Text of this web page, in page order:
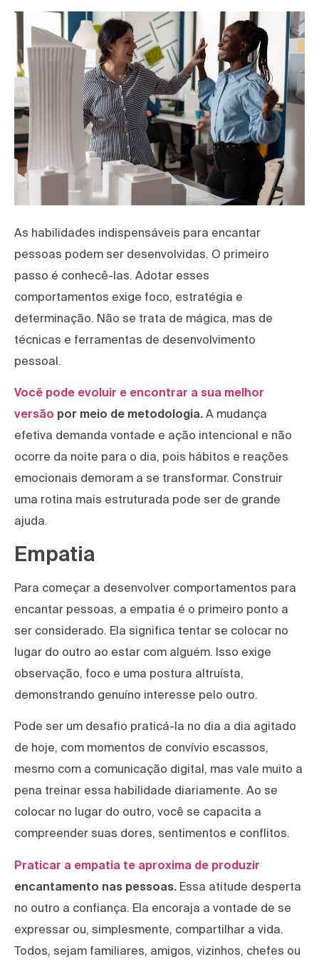
As habilidades indispensáveis para encantar
pessoas podem ser desenvolvidas. O primeiro
passo é conhecê-las. Adotar esses
comportamentos exige foco, estratégia e
determinação. Não se trata de mágica, mas de
técnicas e ferramentas de desenvolvimento
pessoal.
Você pode evoluir e encontrar a sua melhor
versão por meio de metodologia. A mudança
efetiva demanda vontade e ação intencional e não
ocorre da noite para o dia, pois hábitos e reações
emocionais demoram a se transformar. Construir
uma rotina mais estruturada pode ser de grande
ajuda.
Empatia
Para começar a desenvolver comportamentos para
encantar pessoas, a empatia é o primeiro ponto a
ser considerado. Ela significa tentar se colocar no
lugar do outro ao estar com alguém. Isso exige
observação, foco e uma postura altruísta,
demonstrando genuíno interesse pelo outro.
Pode ser um desafio praticá-la no dia a dia agitado
de hoje, com momentos de convívio escassos,
mesmo com a comunicação digital, mas vale muito a
pena treinar essa habilidade diariamente. Ao se
colocar no lugar do outro, você se capacita a
compreender suas dores, sentimentos e conflitos.
Praticar a empatia te aproxima de produzir
encantamento nas pessoas. Essa atitude desperta
no outro a confiança. Ela encoraja a vontade de se
expressar ou, simplesmente, compartilhar a vida.
Todos, sejam familiares, amigos, vizinhos, chefes ou